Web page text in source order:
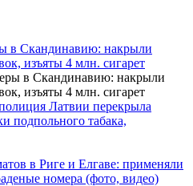
в Скандинавию: накрыли
изъяты 4 млн. сигарет
Латвии перекрыла
подпольного табака,
в Риге и Елгаве: применяли
номера (фото, видео)